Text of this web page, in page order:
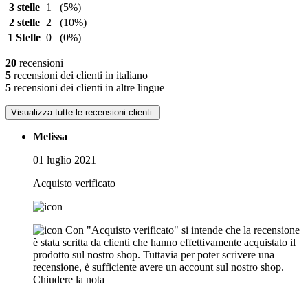
3 stelle
1
(5%)
2 stelle
2
(10%)
1 Stelle 0 (0%)
20 recensioni
5 recensioni dei clienti in italiano
5 recensioni dei clienti in altre lingue
Visualizza tutte le recensioni clienti.
Melissa
01 luglio 2021
Acquisto verificato
Con "Acquisto verificato" si intende che la recensione
è stata scritta da clienti che hanno effettivamente acquistato il
prodotto sul nostro shop. Tuttavia per poter scrivere una
recensione, è sufficiente avere un account sul nostro shop.
Chiudere la nota